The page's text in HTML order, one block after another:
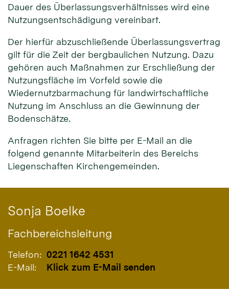
Dauer des Überlassungsverhältnisses wird eine
Nutzungsentschädigung vereinbart.
Der hierfür abzuschließende Überlassungsvertrag
gilt für die Zeit der bergbaulichen Nutzung. Dazu
gehören auch Maßnahmen zur Erschließung der
Nutzungsfläche im Vorfeld sowie die
Wiedernutzbarmachung für landwirtschaftliche
Nutzung im Anschluss an die Gewinnung der
Bodenschätze.
Anfragen richten Sie bitte per E-Mail an die
folgend genannte Mitarbeiterin des Bereichs
Liegenschaften Kirchengemeinden.
Sonja Boelke
Fachbereichsleitung
Telefon: 0221 1642 4531
E-Mail:
Klick zum E-Mail senden